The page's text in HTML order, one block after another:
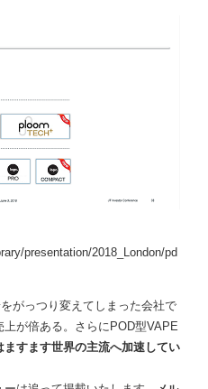
presentation/2018_London/pd
がっつり変えてしまった会社で
が倍ある。さらにPOD型VAPE
ますます世界の主流へ加速してい